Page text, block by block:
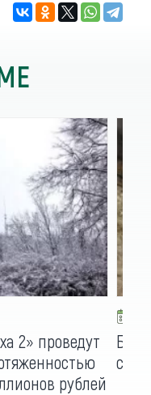
2» проведут
рублей